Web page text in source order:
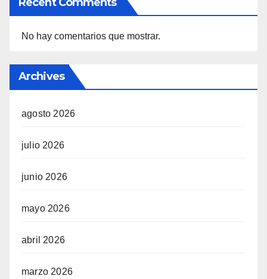
No hay comentarios que mostrar.
Archives
agosto 2026
julio 2026
junio 2026
mayo 2026
abril 2026
marzo 2026